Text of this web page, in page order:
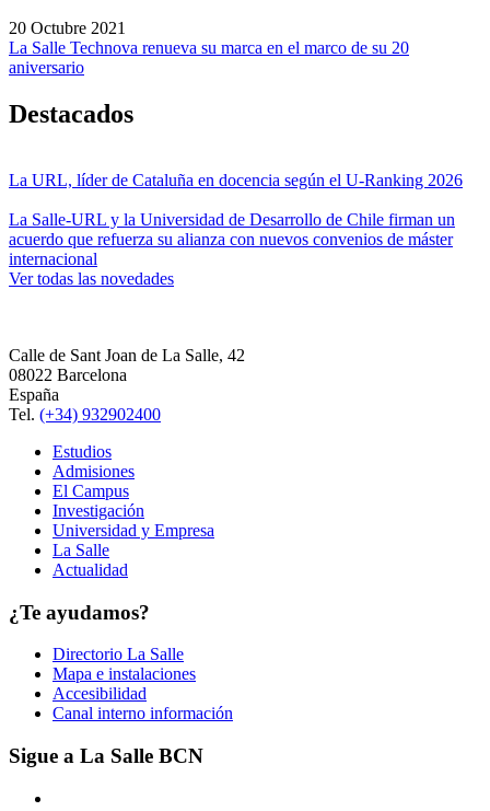
20 Octubre 2021
La Salle Technova renueva su marca en el marco de su 20
aniversario
Destacados
La URL, líder de Cataluña en docencia según el U-Ranking 2026
La Salle-URL y la Universidad de Desarrollo de Chile firman un
acuerdo que refuerza su alianza con nuevos convenios de máster
internacional
Ver todas las novedades
Calle de Sant Joan de La Salle, 42
08022 Barcelona
España
Tel. (+34) 932902400
Estudios
Admisiones
El Campus
Investigación
Universidad y Empresa
La Salle
Actualidad
¿Te ayudamos?
Directorio La Salle
Mapa e instalaciones
Accesibilidad
Canal interno información
Sigue a La Salle BCN